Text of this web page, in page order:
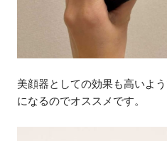
美顔器としての効果も高いよ
になるのでオススメです。